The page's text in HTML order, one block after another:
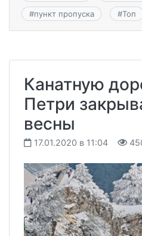
#пункт пропуска #Топ
Канатную
Петри
весны
17.01.2020 в 11:04